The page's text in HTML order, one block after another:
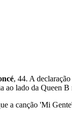
, 44. A
ao lado da Queen
canção 'Mi